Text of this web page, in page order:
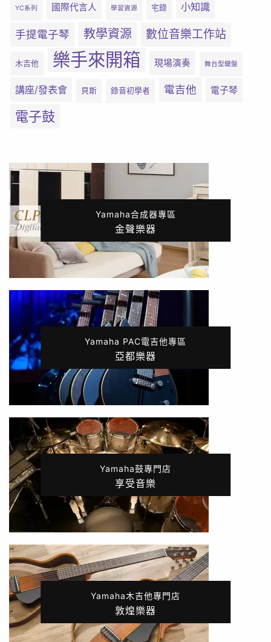
YC系列 國際代言人 學習資源 宅錄 小知識
手提電子琴 教學資源 數位音樂工作站
木吉他 樂手來開箱 現場演奏 舞台型鍵盤
講座/發表會 貝斯 錄音初學者 電吉他 電子琴
電子鼓
Yamaha合成器專區
金聲樂器
Yamaha PAC電吉他專區
亞都樂器
Yamaha鼓專門店
享受音樂
Yamaha木吉他專門店
敦煌樂器